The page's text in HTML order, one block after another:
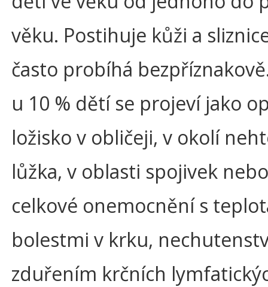
věku. Postihuje kůži a
často probíhá
u 10 % dětí se projeví jako
ložisko v obličeji, v okolí
lůžka, v oblasti spojivek
celkové onemocnění s
bolestmi v krku,
zduřením krčních